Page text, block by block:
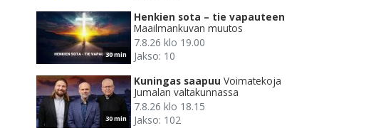
30 min
Henkien sota – tie vapauteen
Maailmankuvan muutos
7.8.26 klo 19.00
Jakso: 10
30 min
Kuningas saapuu Voimatekoja
Jumalan valtakunnassa
7.8.26 klo 18.15
Jakso: 102